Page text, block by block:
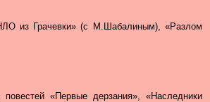
из Грачевки» (с М.Шабалиным), «Разлом
«Первые дерзания», «Наследники